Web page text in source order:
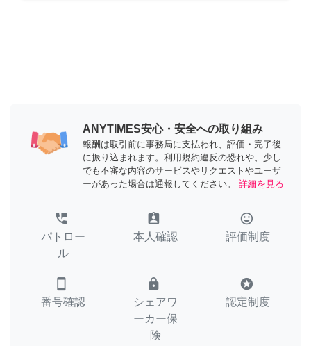
ANYTIMES安心・安全への取り組み
報酬は取引前に事務局に支払われ、評価・完了後
に振り込まれます。利用規約違反の恐れや、少し
でも不審な内容のサービスやリクエストやユーザ
ーがあった場合は通報してください。
詳細を見る
perm_phone_msg
パトロー
ル
assignment_ind
本人確認
tag_faces
評価制度
smartphone
番号確認
lock
シェアワ
ーカー保
険
stars
認定制度